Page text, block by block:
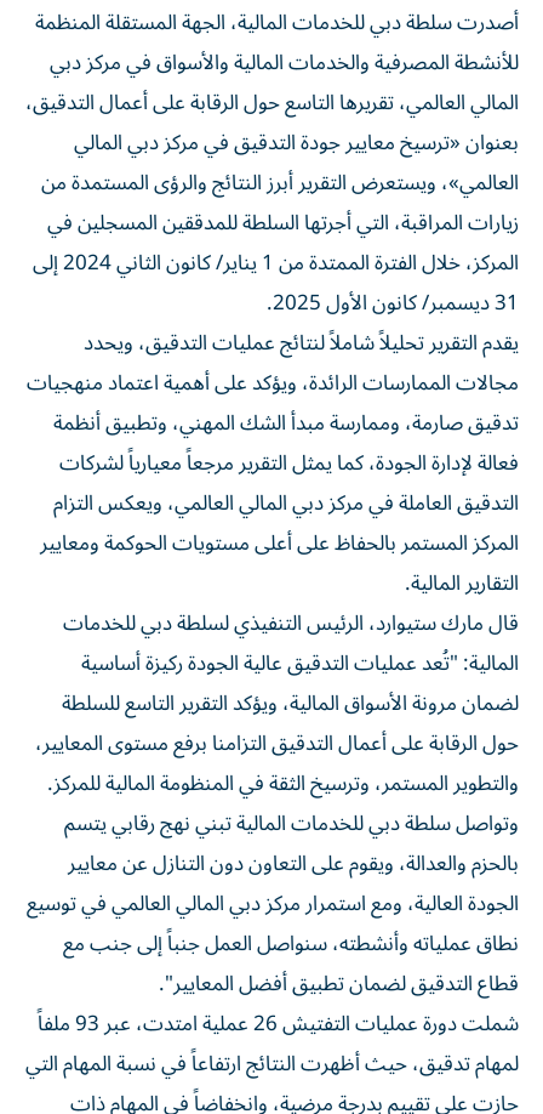
أصدرت سلطة دبي للخدمات المالية، الجهة المستقلة المنظمة
للأنشطة المصرفية والخدمات المالية والأسواق في مركز دبي
المالي العالمي، تقريرها التاسع حول الرقابة على أعمال التدقيق،
بعنوان «ترسيخ معايير جودة التدقيق في مركز دبي المالي
العالمي»، ويستعرض التقرير أبرز النتائج والرؤى المستمدة من
زيارات المراقبة، التي أجرتها السلطة للمدققين المسجلين في
المركز، خلال الفترة الممتدة من 1 يناير/ كانون الثاني 2024 إلى
31 ديسمبر/ كانون الأول 2025.
يقدم التقرير تحليلاً شاملاً لنتائج عمليات التدقيق، ويحدد
مجالات الممارسات الرائدة، ويؤكد على أهمية اعتماد منهجيات
تدقيق صارمة، وممارسة مبدأ الشك المهني، وتطبيق أنظمة
فعالة لإدارة الجودة، كما يمثل التقرير مرجعاً معيارياً لشركات
التدقيق العاملة في مركز دبي المالي العالمي، ويعكس التزام
المركز المستمر بالحفاظ على أعلى مستويات الحوكمة ومعايير
التقارير المالية.
قال مارك ستيوارد، الرئيس التنفيذي لسلطة دبي للخدمات
المالية: "تُعد عمليات التدقيق عالية الجودة ركيزة أساسية
لضمان مرونة الأسواق المالية، ويؤكد التقرير التاسع للسلطة
حول الرقابة على أعمال التدقيق التزامنا برفع مستوى المعايير،
والتطوير المستمر، وترسيخ الثقة في المنظومة المالية للمركز.
وتواصل سلطة دبي للخدمات المالية تبني نهج رقابي يتسم
بالحزم والعدالة، ويقوم على التعاون دون التنازل عن معايير
الجودة العالية، ومع استمرار مركز دبي المالي العالمي في توسيع
نطاق عملياته وأنشطته، سنواصل العمل جنباً إلى جنب مع
قطاع التدقيق لضمان تطبيق أفضل المعايير".
شملت دورة عمليات التفتيش 26 عملية امتدت، عبر 93 ملفاً
لمهام تدقيق، حيث أظهرت النتائج ارتفاعاً في نسبة المهام التي
حازت على تقييم بدرجة مرضية، وانخفاضاً في المهام ذات